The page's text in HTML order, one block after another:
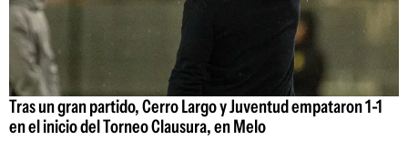
Tras un gran partido, Cerro Largo y Juventud empataron 1-1
en el inicio del Torneo Clausura, en Melo